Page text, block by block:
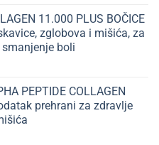
11.000 PLUS BOČICE
zglobova i mišića, za
boli
PEPTIDE COLLAGEN
prehrani za zdravlje